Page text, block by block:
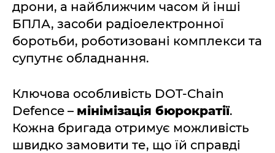
дрони, а найближчим часом й інші
БПЛА, засоби радіоелектронної
боротьби, роботизовані комплекси та
супутнє обладнання.
Ключова особливість DOT-Chain
Defence – мінімізація бюрократії.
Кожна бригада отримує можливість
швидко замовити те, що їй справді